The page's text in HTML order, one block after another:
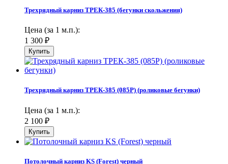
Трехрядный карниз ТРЕК-385 (бегунки скольжения)
Цена (за 1 м.п.):
1 300 ₽
Трехрядный карниз ТРЕК-385 (085Р) (роликовые бегунки)
Цена (за 1 м.п.):
2 100 ₽
Потолочный карниз KS (Forest) черный